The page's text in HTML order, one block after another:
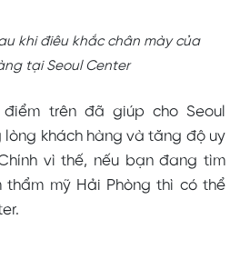
khi điêu khắc chân mày của
tại Seoul Center
điểm trên đã giúp cho Seoul
lòng khách hàng và tăng độ uy
vì thế, nếu bạn đang tìm
thẩm mỹ Hải Phòng thì có thể